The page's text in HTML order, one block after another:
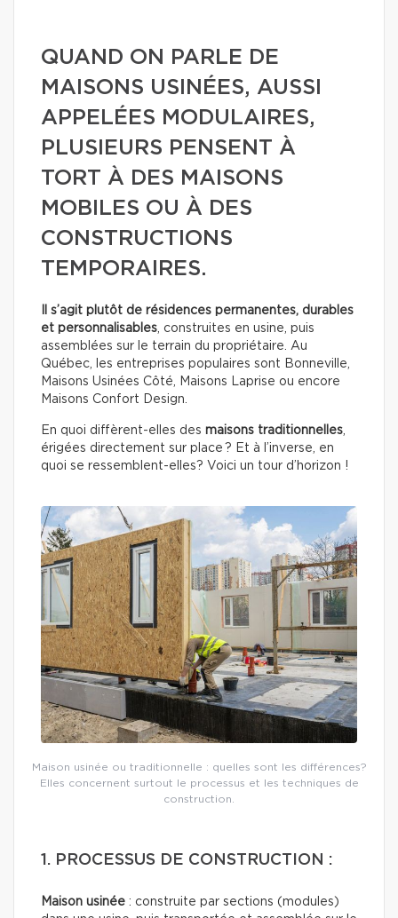
QUAND ON PARLE DE
MAISONS USINÉES, AUSSI
APPELÉES MODULAIRES,
PLUSIEURS PENSENT À
TORT À DES MAISONS
MOBILES OU À DES
CONSTRUCTIONS
TEMPORAIRES.
Il s’agit plutôt de résidences permanentes, durables
et personnalisables, construites en usine, puis
assemblées sur le terrain du propriétaire. Au
Québec, les entreprises populaires sont Bonneville,
Maisons Usinées Côté, Maisons Laprise ou encore
Maisons Confort Design.
En quoi diffèrent-elles des maisons traditionnelles,
érigées directement sur place ? Et à l’inverse, en
quoi se ressemblent-elles? Voici un tour d’horizon !
Maison usinée ou traditionnelle : quelles sont les différences?
Elles concernent surtout le processus et les techniques de
construction.
1. PROCESSUS DE CONSTRUCTION :
Maison usinée : construite par sections (modules)